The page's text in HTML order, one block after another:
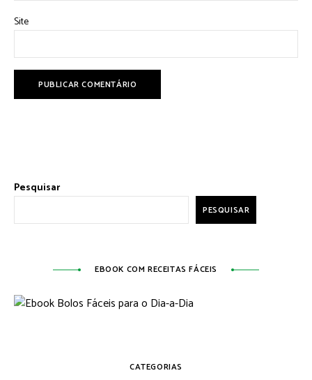
Site
Pesquisar
PESQUISAR
EBOOK COM RECEITAS FÁCEIS
CATEGORIAS